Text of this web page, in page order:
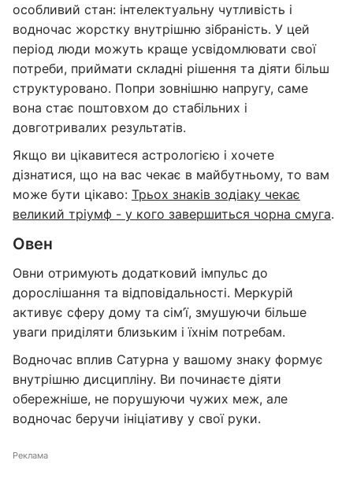
особливий стан: інтелектуальну чутливість і
водночас жорстку внутрішню зібраність. У цей
період люди можуть краще усвідомлювати свої
потреби, приймати складні рішення та діяти більш
структуровано. Попри зовнішню напругу, саме
вона стає поштовхом до стабільних і
довготривалих результатів.
Якщо ви цікавитеся астрологією і хочете
дізнатися, що на вас чекає в майбутньому, то вам
може бути цікаво: Трьох знаків зодіаку чекає
великий тріумф - у кого завершиться чорна смуга.
Овен
Овни отримують додатковий імпульс до
дорослішання та відповідальності. Меркурій
активує сферу дому та сім’ї, змушуючи більше
уваги приділяти близьким і їхнім потребам.
Водночас вплив Сатурна у вашому знаку формує
внутрішню дисципліну. Ви починаєте діяти
обережніше, не порушуючи чужих меж, але
водночас беручи ініціативу у свої руки.
Реклама